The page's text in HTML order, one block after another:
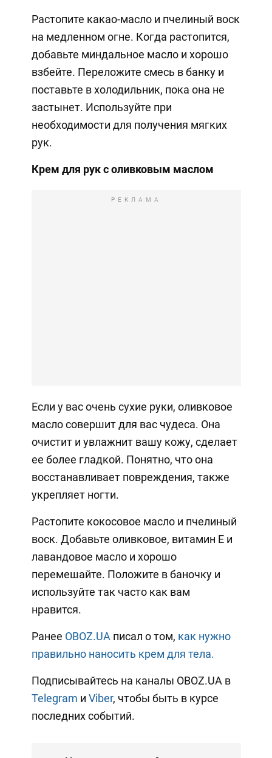
Растопите какао-масло и пчелиный воск
на медленном огне. Когда растопится,
добавьте миндальное масло и хорошо
взбейте. Переложите смесь в банку и
поставьте в холодильник, пока она не
застынет. Используйте при
необходимости для получения мягких
рук.
Крем для рук с оливковым маслом
РЕКЛАМА
Если у вас очень сухие руки, оливковое
масло совершит для вас чудеса. Она
очистит и увлажнит вашу кожу, сделает
ее более гладкой. Понятно, что она
восстанавливает повреждения, также
укрепляет ногти.
Растопите кокосовое масло и пчелиный
воск. Добавьте оливковое, витамин Е и
лавандовое масло и хорошо
перемешайте. Положите в баночку и
используйте так часто как вам
нравится.
Ранее OBOZ.UA писал о том, как нужно
правильно наносить крем для тела.
Подписывайтесь на каналы OBOZ.UA в
Telegram и Viber, чтобы быть в курсе
последних событий.